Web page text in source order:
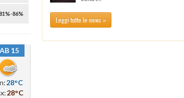
-86%
15
28°C
28°C
Leggi tutte le news »